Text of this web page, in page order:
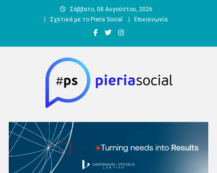
Σάββατο, 08 Αυγούστου, 2026
Σχετικά με το Pieria Social
Επικοινωνία
Pieria Social